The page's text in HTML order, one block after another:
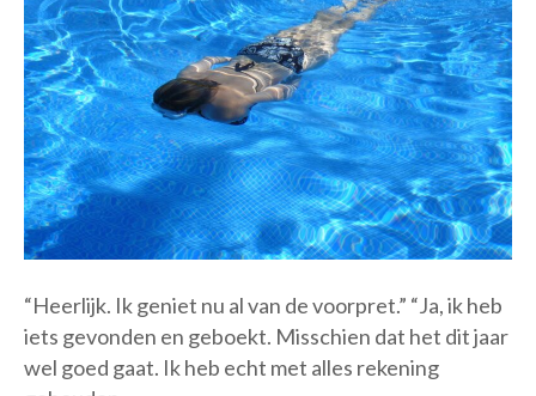
“Heerlijk. Ik geniet nu al van de voorpret.” “Ja, ik heb
iets gevonden en geboekt. Misschien dat het dit jaar
wel goed gaat. Ik heb echt met alles rekening